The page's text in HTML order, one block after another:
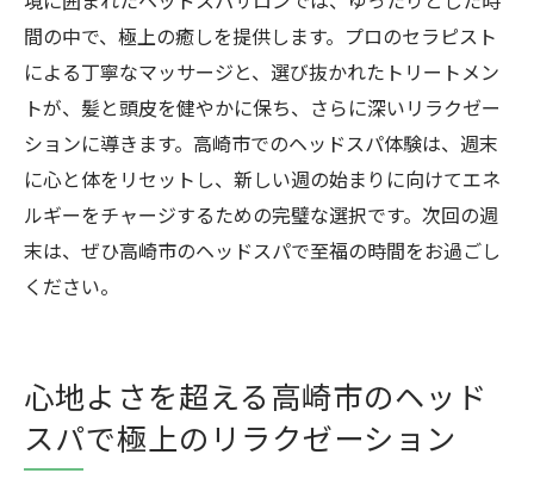
間の中で、極上の癒しを提供します。プロのセラピスト
による丁寧なマッサージと、選び抜かれたトリートメン
トが、髪と頭皮を健やかに保ち、さらに深いリラクゼー
ションに導きます。高崎市でのヘッドスパ体験は、週末
に心と体をリセットし、新しい週の始まりに向けてエネ
ルギーをチャージするための完璧な選択です。次回の週
末は、ぜひ高崎市のヘッドスパで至福の時間をお過ごし
ください。
心地よさを超える高崎市のヘッド
スパで極上のリラクゼーション